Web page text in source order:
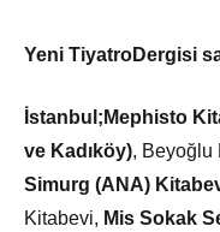
Yeni TiyatroDergisi
İstanbul; Mephisto
ve Kadıköy), Beyoğlu
Simurg (ANA)
Kitabevi, Mis Sokak